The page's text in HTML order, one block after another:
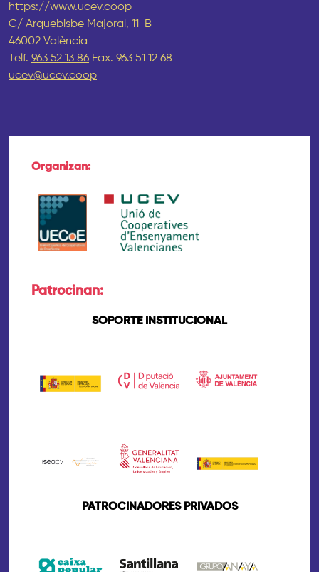
https://www.ucev.coop
C/ Arquebisbe Majoral, 11-B
46002 València
Telf. 963 52 13 86 Fax. 963 51 12 68
ucev@ucev.coop
Organizan:
Patrocinan:
SOPORTE INSTITUCIONAL
PATROCINADORES PRIVADOS